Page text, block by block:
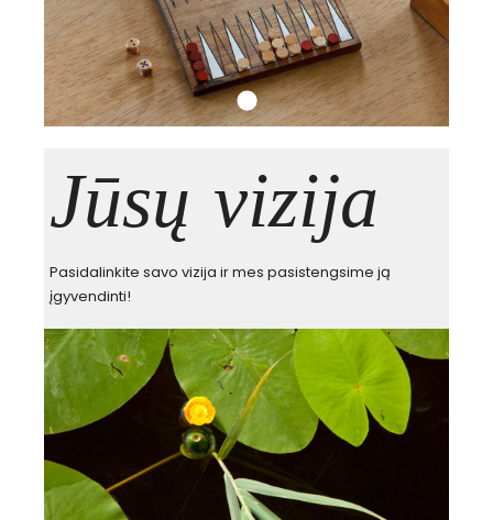
Jūsų vizija
Pasidalinkite savo vizija ir mes pasistengsime ją
įgyvendinti!